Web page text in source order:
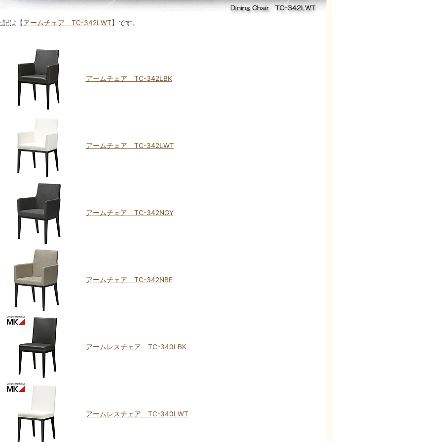
記は【アームチェア TC-342LWT】です。
アームチェア TC-342LBK
アームチェア TC-342LWT
アームチェア TC-342NGY
アームチェア TC-342NBE
アームレスチェア TC-340LBK
アームレスチェア TC-340LWT